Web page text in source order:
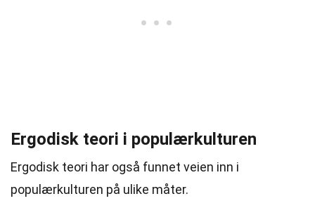
Ergodisk teori i populærkulturen
Ergodisk teori har også funnet veien inn i
populærkulturen på ulike måter.